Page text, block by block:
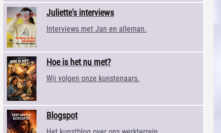
Juliette's interviews
Interviews met Jan en alleman.
Hoe is het nu met?
Wij volgen onze kunstenaars.
Blogspot